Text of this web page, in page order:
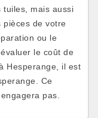
tuiles, mais aussi
pièces de votre
ou le
le coût de
Hesperange, il est
Ce
pas.